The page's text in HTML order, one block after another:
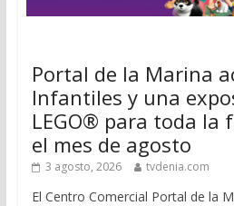
Portal de la Marina
Infantiles y una
LEGO® para toda la
el mes de agosto
3 agosto, 2026 tvdenia.com
El Centro Comercial Portal de la